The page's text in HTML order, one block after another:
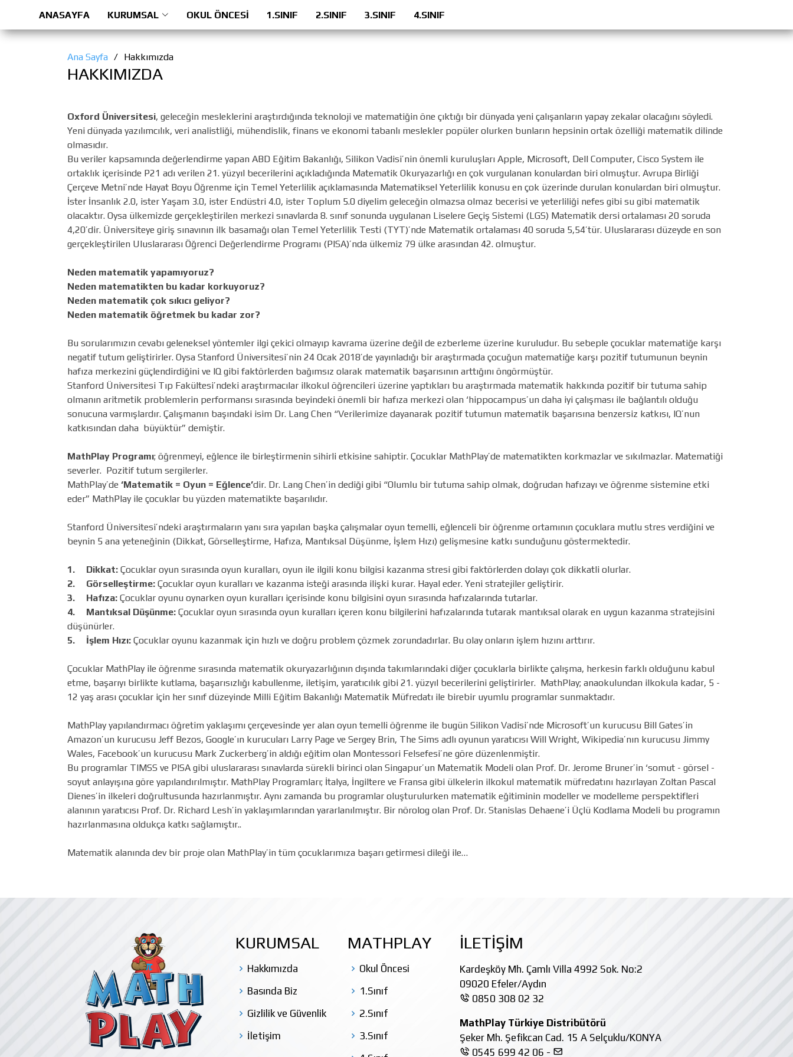
ANASAYFA KURUMSAL OKUL ÖNCESİ 1.SINIF 2.SINIF 3.SINIF 4.SINIF
Ana Sayfa Hakkımızda
HAKKIMIZDA
Oxford Üniversitesi, geleceğin mesleklerini araştırdığında teknoloji ve matematiğin öne çıktığı bir dünyada yeni çalışanların yapay zekalar olacağını söyledi.
Yeni dünyada yazılımcılık, veri analistliği, mühendislik, finans ve ekonomi tabanlı meslekler popüler olurken bunların hepsinin ortak özelliği matematik dilinde
olmasıdır.
Bu veriler kapsamında değerlendirme yapan ABD Eğitim Bakanlığı, Silikon Vadisi’nin önemli kuruluşları Apple, Microsoft, Dell Computer, Cisco System ile
ortaklık içerisinde P21 adı verilen 21. yüzyıl becerilerini açıkladığında Matematik Okuryazarlığı en çok vurgulanan konulardan biri olmuştur. Avrupa Birliği
Çerçeve Metni’nde Hayat Boyu Öğrenme için Temel Yeterlilik açıklamasında Matematiksel Yeterlilik konusu en çok üzerinde durulan konulardan biri olmuştur.
İster İnsanlık 2.0, ister Yaşam 3.0, ister Endüstri 4.0, ister Toplum 5.0 diyelim geleceğin olmazsa olmaz becerisi ve yeterliliği nefes gibi su gibi matematik
olacaktır. Oysa ülkemizde gerçekleştirilen merkezi sınavlarda 8. sınıf sonunda uygulanan Liselere Geçiş Sistemi (LGS) Matematik dersi ortalaması 20 soruda
4,20’dir. Üniversiteye giriş sınavının ilk basamağı olan Temel Yeterlilik Testi (TYT)’nde Matematik ortalaması 40 soruda 5,54’tür. Uluslararası düzeyde en son
gerçekleştirilen Uluslararası Öğrenci Değerlendirme Programı (PISA)’nda ülkemiz 79 ülke arasından 42. olmuştur.
Neden matematik yapamıyoruz?
Neden matematikten bu kadar korkuyoruz?
Neden matematik çok sıkıcı geliyor?
Neden matematik öğretmek bu kadar zor?
Bu sorularımızın cevabı geleneksel yöntemler ilgi çekici olmayıp kavrama üzerine değil de ezberleme üzerine kuruludur. Bu sebeple çocuklar matematiğe karşı
negatif tutum geliştirirler. Oysa Stanford Üniversitesi’nin 24 Ocak 2018’de yayınladığı bir araştırmada çocuğun matematiğe karşı pozitif tutumunun beynin
hafıza merkezini güçlendirdiğini ve IQ gibi faktörlerden bağımsız olarak matematik başarısının arttığını öngörmüştür.
Stanford Üniversitesi Tıp Fakültesi’ndeki araştırmacılar ilkokul öğrencileri üzerine yaptıkları bu araştırmada matematik hakkında pozitif bir tutuma sahip
olmanın aritmetik problemlerin performansı sırasında beyindeki önemli bir hafıza merkezi olan ‘hippocampus’un daha iyi çalışması ile bağlantılı olduğu
sonucuna varmışlardır. Çalışmanın başındaki isim Dr. Lang Chen “Verilerimize dayanarak pozitif tutumun matematik başarısına benzersiz katkısı, IQ’nun
katkısından daha büyüktür” demiştir.
MathPlay Programı; öğrenmeyi, eğlence ile birleştirmenin sihirli etkisine sahiptir. Çocuklar MathPlay’de matematikten korkmazlar ve sıkılmazlar. Matematiği
severler. Pozitif tutum sergilerler.
MathPlay’de ‘Matematik = Oyun = Eğlence’dir. Dr. Lang Chen’in dediği gibi “Olumlu bir tutuma sahip olmak, doğrudan hafızayı ve öğrenme sistemine etki
eder” MathPlay ile çocuklar bu yüzden matematikte başarılıdır.
Stanford Üniversitesi’ndeki araştırmaların yanı sıra yapılan başka çalışmalar oyun temelli, eğlenceli bir öğrenme ortamının çocuklara mutlu stres verdiğini ve
beynin 5 ana yeteneğinin (Dikkat, Görselleştirme, Hafıza, Mantıksal Düşünme, İşlem Hızı) gelişmesine katkı sunduğunu göstermektedir.
1. Dikkat: Çocuklar oyun sırasında oyun kuralları, oyun ile ilgili konu bilgisi kazanma stresi gibi faktörlerden dolayı çok dikkatli olurlar.
2.
Görselleştirme: Çocuklar oyun kuralları ve kazanma isteği arasında ilişki kurar. Hayal eder. Yeni stratejiler geliştirir.
3.
Hafıza: Çocuklar oyunu oynarken oyun kuralları içerisinde konu bilgisini oyun sırasında hafızalarında tutarlar.
4.
Mantıksal Düşünme: Çocuklar oyun sırasında oyun kuralları içeren konu bilgilerini hafızalarında tutarak mantıksal olarak en uygun kazanma stratejisini
düşünürler.
5.
İşlem Hızı: Çocuklar oyunu kazanmak için hızlı ve doğru problem çözmek zorundadırlar. Bu olay onların işlem hızını arttırır.
Çocuklar MathPlay ile öğrenme sırasında matematik okuryazarlığının dışında takımlarındaki diğer çocuklarla birlikte çalışma, herkesin farklı olduğunu kabul
etme, başarıyı birlikte kutlama, başarısızlığı kabullenme, iletişim, yaratıcılık gibi 21. yüzyıl becerilerini geliştirirler. MathPlay; anaokulundan ilkokula kadar, 5 -
12 yaş arası çocuklar için her sınıf düzeyinde Milli Eğitim Bakanlığı Matematik Müfredatı ile birebir uyumlu programlar sunmaktadır.
MathPlay yapılandırmacı öğretim yaklaşımı çerçevesinde yer alan oyun temelli öğrenme ile bugün Silikon Vadisi’nde Microsoft’un kurucusu Bill Gates’in
Amazon’un kurucusu Jeff Bezos, Google’ın kurucuları Larry Page ve Sergey Brin, The Sims adlı oyunun yaratıcısı Will Wright, Wikipedia’nın kurucusu Jimmy
Wales, Facebook’un kurucusu Mark Zuckerberg’in aldığı eğitim olan Montessori Felsefesi’ne göre düzenlenmiştir.
Bu programlar TIMSS ve PISA gibi uluslararası sınavlarda sürekli birinci olan Singapur’un Matematik Modeli olan Prof. Dr. Jerome Bruner’in ‘somut - görsel -
soyut anlayışına göre yapılandırılmıştır. MathPlay Programları; İtalya, İngiltere ve Fransa gibi ülkelerin ilkokul matematik müfredatını hazırlayan Zoltan Pascal
Dienes’in ilkeleri doğrultusunda hazırlanmıştır. Aynı zamanda bu programlar oluşturulurken matematik eğitiminin modeller ve modelleme perspektifleri
alanının yaratıcısı Prof. Dr. Richard Lesh’in yaklaşımlarından yararlanılmıştır. Bir nörolog olan Prof. Dr. Stanislas Dehaene’i Üçlü Kodlama Modeli bu programın
hazırlanmasına oldukça katkı sağlamıştır..
Matematik alanında dev bir proje olan MathPlay’in tüm çocuklarımıza başarı getirmesi dileği ile…
KURUMSAL
Hakkımızda
Basında Biz
Gizlilik ve Güvenlik
İletişim
MATHPLAY
Okul Öncesi
1.Sınıf
2.Sınıf
3.Sınıf
İLETİŞİM
Kardeşköy Mh. Çamlı Villa 4992 Sok. No:2
09020 Efeler/Aydın
0850 308 02 32
MathPlay Türkiye Distribütörü
Şeker Mh. Şefikcan Cad. 15 A Selçuklu/KONYA
0545 699 42 06 -